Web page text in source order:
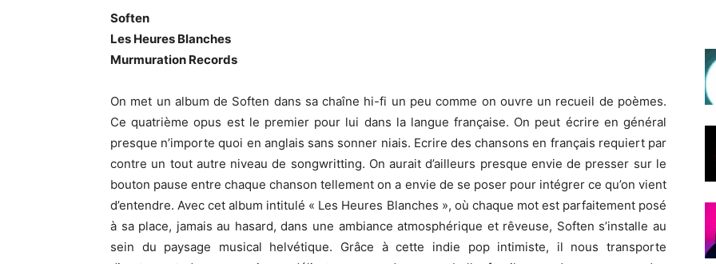
Soften
Les Heures Blanches
Murmuration Records
On met un album de Soften dans sa chaîne hi-fi un peu comme on ouvre un recueil de poèmes.
Ce quatrième opus est le premier pour lui dans la langue française. On peut écrire en général
presque n’importe quoi en anglais sans sonner niais. Ecrire des chansons en français requiert par
contre un tout autre niveau de songwritting. On aurait d’ailleurs presque envie de presser sur le
bouton pause entre chaque chanson tellement on a envie de se poser pour intégrer ce qu’on vient
d’entendre. Avec cet album intitulé « Les Heures Blanches », où chaque mot est parfaitement posé
à sa place, jamais au hasard, dans une ambiance atmosphérique et rêveuse, Soften s’installe au
sein du paysage musical helvétique. Grâce à cette indie pop intimiste, il nous transporte